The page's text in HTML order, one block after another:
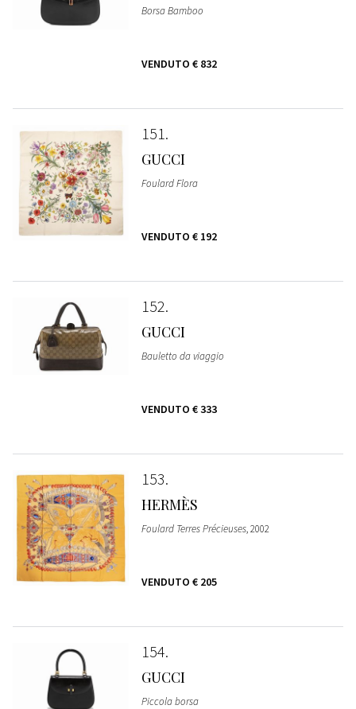
Borsa Bamboo
VENDUTO € 832
151
GUCCI
Foulard Flora
VENDUTO € 192
152
GUCCI
Bauletto da viaggio
VENDUTO € 333
153
HERMÈS
Foulard Terres Précieuses, 2002
VENDUTO € 205
154
GUCCI
Piccola borsa